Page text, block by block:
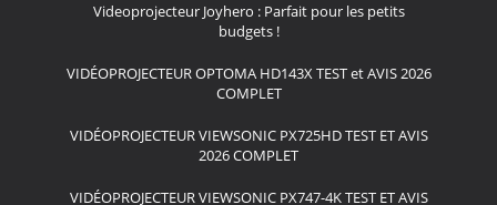
Videoprojecteur Joyhero : Parfait pour les petits
budgets !
VIDÉOPROJECTEUR OPTOMA HD143X TEST et AVIS 2026
COMPLET
VIDÉOPROJECTEUR VIEWSONIC PX725HD TEST ET AVIS
2026 COMPLET
VIDÉOPROJECTEUR VIEWSONIC PX747-4K TEST ET AVIS